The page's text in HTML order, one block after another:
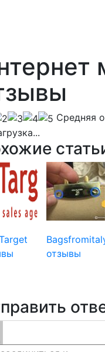
Cредняя
отзывы